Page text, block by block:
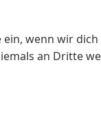
ein, wenn wir
an Dritte